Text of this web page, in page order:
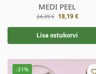
MEDI PEEL
24,39€ 18,19€
Lisa ostukorvi
-31%